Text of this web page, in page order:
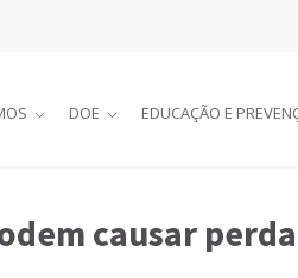
DOE EDUCAÇÃO E
causar